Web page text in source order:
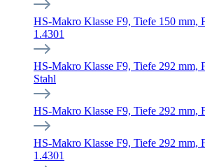
HS-Makro Klasse F9, Tiefe 150 mm,
1.4301
HS-Makro Klasse F9, Tiefe 292 mm,
Stahl
HS-Makro Klasse F9, Tiefe 292 mm,
HS-Makro Klasse F9, Tiefe 292 mm,
1.4301